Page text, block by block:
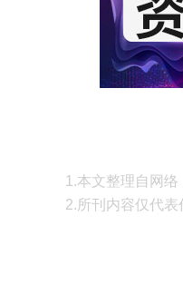
1.本文整理自网络
2.所刊内容仅代表